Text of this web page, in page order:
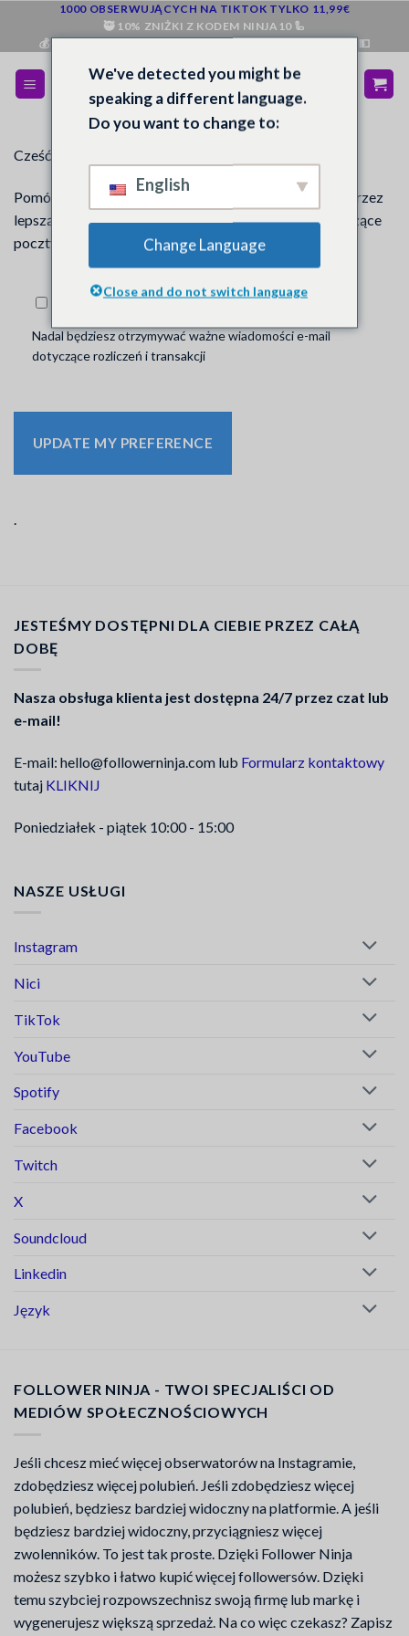
treści
1000 OBSERWUJĄCYCH NA TIKTOK TYLKO 11,99€
🥷 10% ZNIŻKI Z KODEM NINJA10 🦾
💰 ZWROT PIENIĘDZY, JEŚLI NIE JESTEŚ ZADOWOLONY 💵
Cześć
Pomóż nam poprawić Twoje doświadczenia z nami poprzez
lepszą komunikację. Dostosuj swoje preferencje dotyczące
poczty e-mail
john@example.com.
Zrezygnuj z subskrypcji wszystkich list e-mail
Nadal będziesz otrzymywać ważne wiadomości e-mail
dotyczące rozliczeń i transakcji
UPDATE MY PREFERENCE
.
JESTEŚMY DOSTĘPNI DLA CIEBIE PRZEZ CAŁĄ
DOBĘ
Nasza obsługa klienta jest dostępna 24/7 przez czat lub
e-mail!
E-mail: hello@followerninja.com lub Formularz kontaktowy
tutaj KLIKNIJ
Poniedziałek - piątek 10:00 - 15:00
NASZE USŁUGI
Instagram
Nici
TikTok
YouTube
Spotify
Facebook
Twitch
X
Soundcloud
Linkedin
Język
FOLLOWER NINJA - TWOI SPECJALIŚCI OD
MEDIÓW SPOŁECZNOŚCIOWYCH
Jeśli chcesz mieć więcej obserwatorów na Instagramie,
zdobędziesz więcej polubień. Jeśli zdobędziesz więcej
polubień, będziesz bardziej widoczny na platformie. A jeśli
będziesz bardziej widoczny, przyciągniesz więcej
zwolenników. To jest tak proste. Dzięki Follower Ninja
możesz szybko i łatwo kupić więcej followersów. Dzięki
temu szybciej rozpowszechnisz swoją firmę lub markę i
wygenerujesz większą sprzedaż. Na co więc czekasz? Zapisz
We've detected you might be
speaking a different language.
Do you want to change to:
English
Change Language
Close and do not switch language